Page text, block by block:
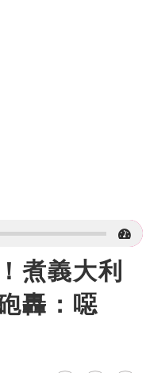
煮義大利
轟：噁